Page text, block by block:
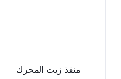
منفذ زيت المحرك